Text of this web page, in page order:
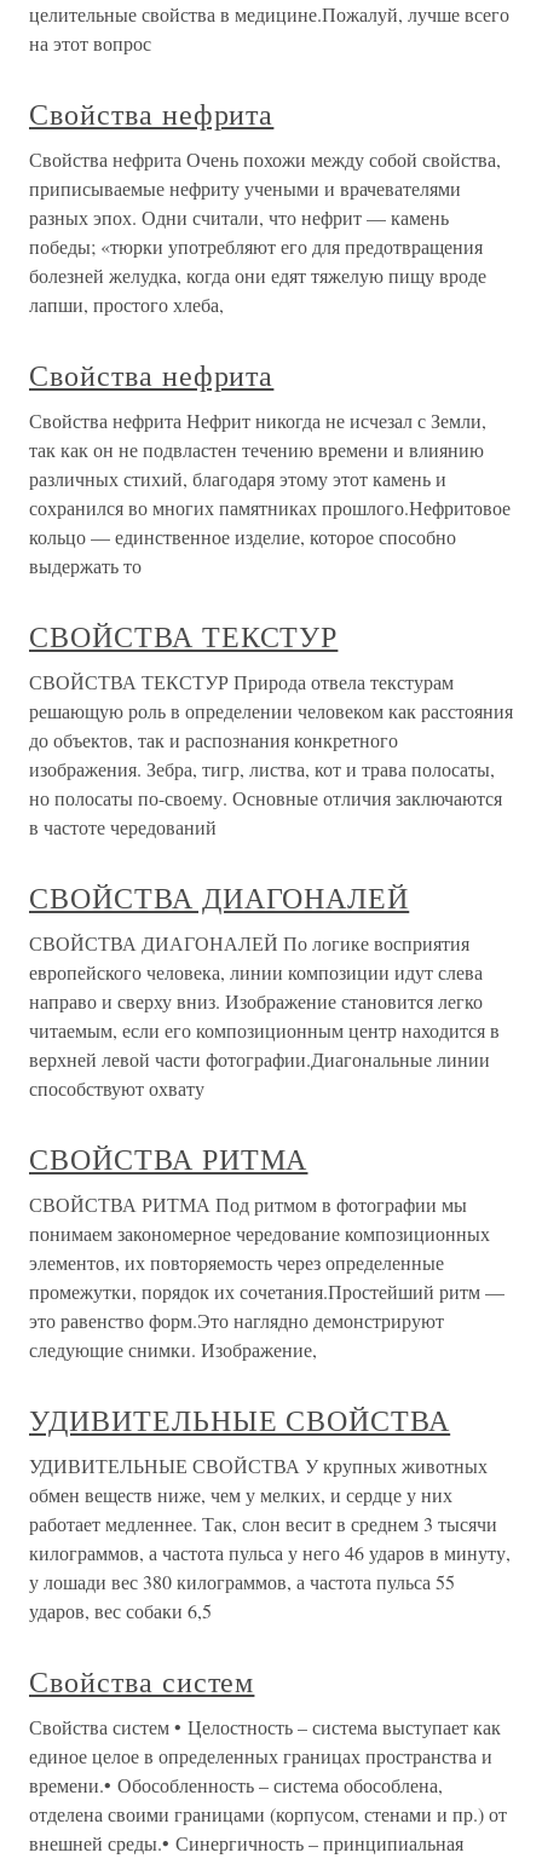
целительные свойства в медицине.Пожалуй, лучше всего
на этот вопрос
Свойства нефрита
Свойства нефрита Очень похожи между собой свойства,
приписываемые нефриту учеными и врачевателями
разных эпох. Одни считали, что нефрит — камень
победы; «тюрки употребляют его для предотвращения
болезней желудка, когда они едят тяжелую пищу вроде
лапши, простого хлеба,
Свойства нефрита
Свойства нефрита Нефрит никогда не исчезал с Земли,
так как он не подвластен течению времени и влиянию
различных стихий, благодаря этому этот камень и
сохранился во многих памятниках прошлого.Нефритовое
кольцо — единственное изделие, которое способно
выдержать то
СВОЙСТВА ТЕКСТУР
СВОЙСТВА ТЕКСТУР Природа отвела текстурам
решающую роль в определении человеком как расстояния
до объектов, так и распознания конкретного
изображения. Зебра, тигр, листва, кот и трава полосаты,
но полосаты по-своему. Основные отличия заключаются
в частоте чередований
СВОЙСТВА ДИАГОНАЛЕЙ
СВОЙСТВА ДИАГОНАЛЕЙ По логике восприятия
европейского человека, линии композиции идут слева
направо и сверху вниз. Изображение становится легко
читаемым, если его композиционным центр находится в
верхней левой части фотографии.Диагональные линии
способствуют охвату
СВОЙСТВА РИТМА
СВОЙСТВА РИТМА Под ритмом в фотографии мы
понимаем закономерное чередование композиционных
элементов, их повторяемость через определенные
промежутки, порядок их сочетания.Простейший ритм —
это равенство форм.Это наглядно демонстрируют
следующие снимки. Изображение,
УДИВИТЕЛЬНЫЕ СВОЙСТВА
УДИВИТЕЛЬНЫЕ СВОЙСТВА У крупных животных
обмен веществ ниже, чем у мелких, и сердце у них
работает медленнее. Так, слон весит в среднем 3 тысячи
килограммов, а частота пульса у него 46 ударов в минуту,
у лошади вес 380 килограммов, а частота пульса 55
ударов, вес собаки 6,5
Свойства систем
Свойства систем • Целостность – система выступает как
единое целое в определенных границах пространства и
времени.• Обособленность – система обособлена,
отделена своими границами (корпусом, стенами и пр.) от
внешней среды.• Синергичность – принципиальная